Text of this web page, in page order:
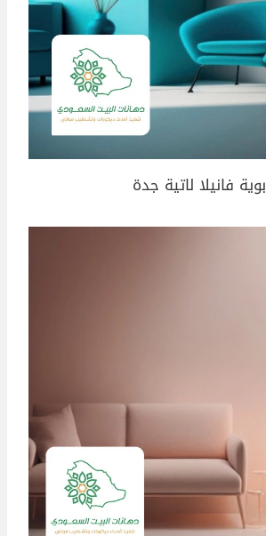
بوية فانيلا لاتية جدة